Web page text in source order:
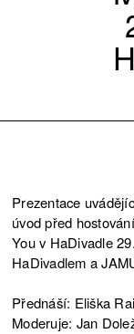
Prezentace
úvod před
You v HaDivadle
HaDivadlem a
Přednáší: Eliška
Moderuje: Jan